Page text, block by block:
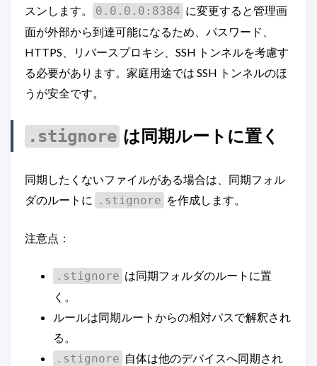
スンします。 0.0.0.0:8384 に変更すると管理画
面が外部から到達可能になるため、パスワード、
HTTPS、リバースプロキシ、SSH トンネルを考慮す
る必要があります。家庭用途では SSH トンネルのほ
うが安全です。
.stignore は同期ルートに置く
同期したくないファイルがある場合は、同期フォル
ダのルートに
.stignore を作成します。
注意点：
.stignore は同期フォルダのルートに置
く。
ルールは同期ルートからの相対パスで解釈され
る。
.stignore 自体は他のデバイスへ同期され